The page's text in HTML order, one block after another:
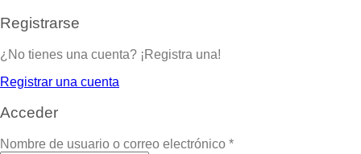
Registrarse
¿No tienes una cuenta? ¡Registra una!
Registrar una cuenta
Acceder
Nombre de usuario o correo electrónico *